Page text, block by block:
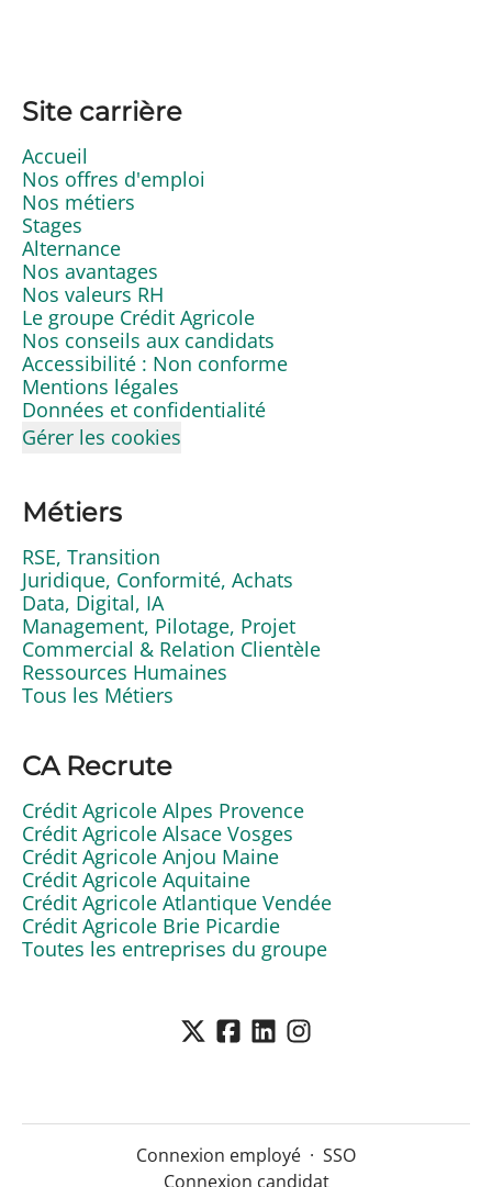
Site carrière
Accueil
Nos offres d'emploi
Nos métiers
Stages
Alternance
Nos avantages
Nos valeurs RH
Le groupe Crédit Agricole
Nos conseils aux candidats
Accessibilité : Non conforme
Mentions légales
Données et confidentialité
Gérer les cookies
Métiers
RSE, Transition
Juridique, Conformité, Achats
Data, Digital, IA
Management, Pilotage, Projet
Commercial & Relation Clientèle
Ressources Humaines
Tous les Métiers
CA Recrute
Crédit Agricole Alpes Provence
Crédit Agricole Alsace Vosges
Crédit Agricole Anjou Maine
Crédit Agricole Aquitaine
Crédit Agricole Atlantique Vendée
Crédit Agricole Brie Picardie
Toutes les entreprises du groupe
Connexion employé · SSO
Connexion candidat